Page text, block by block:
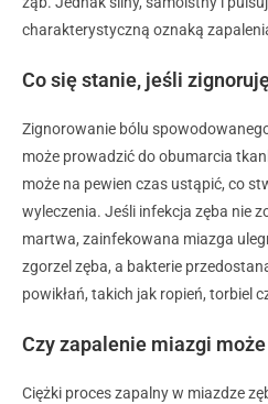
charakterystyczną oznaką
Co się stanie, jeśli
Zignorowanie bólu
może prowadzić do obumarcia
może na pewien czas ustąpić, co
wyleczenia. Jeśli infekcja zęba nie
martwa, zainfekowana miazga
zgorzel zęba, a bakterie
powikłań, takich jak ropień, torbiel
Czy zapalenie miazgi
Ciężki proces zapalny w miazdze